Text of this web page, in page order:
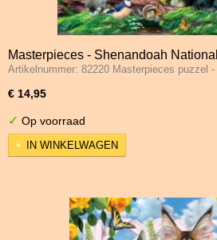
Masterpieces - Shenandoah
Artikelnummer: 82220 Masterpieces puzzel
€ 14,95
✓ Op voorraad
IN WINKELWAGEN